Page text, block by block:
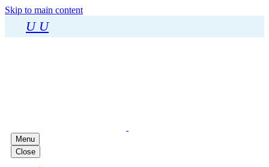
Skip to main content
U U
Menu
Close